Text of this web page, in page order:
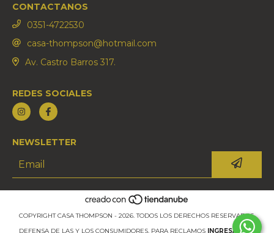
CONTACTANOS
0351-4722530
casa-thompson@hotmail.com
Av. Castro Barros 317.
REDES SOCIALES
NEWSLETTER
COPYRIGHT CASA THOMPSON - 2026. TODOS LOS DERECHOS RESERVADOS.
DEFENSA DE LAS Y LOS CONSUMIDORES. PARA RECLAMOS INGRESÁ ACÁ.